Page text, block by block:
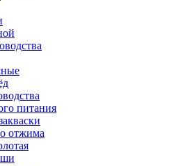
питания
отжима